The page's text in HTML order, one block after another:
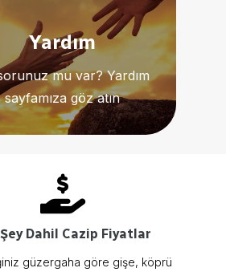
Yardım
mu var? Yardım
sayfamıza göz atın
Dahil Cazip Fiyatlar
güzergaha göre gişe, köprü